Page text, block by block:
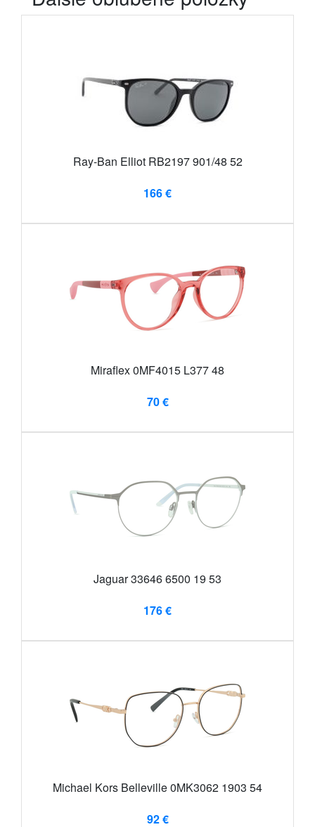
Ray-Ban Elliot RB2197 901/48 52
166 €
Miraflex 0MF4015 L377 48
70 €
Jaguar 33646 6500 19 53
176 €
Michael Kors Belleville 0MK3062 1903 54
92 €